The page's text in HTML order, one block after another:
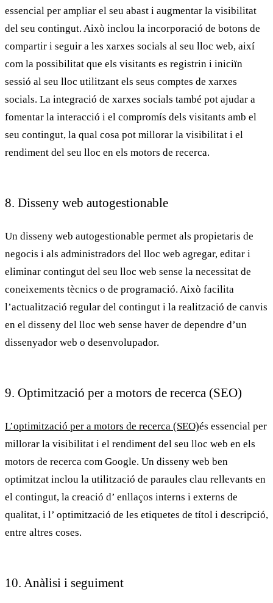
essencial per ampliar el seu abast i augmentar la visibilitat
del seu contingut. Això inclou la incorporació de botons de
compartir i seguir a les xarxes socials al seu lloc web, així
com la possibilitat que els visitants es registrin i iniciïn
sessió al seu lloc utilitzant els seus comptes de xarxes
socials. La integració de xarxes socials també pot ajudar a
fomentar la interacció i el compromís dels visitants amb el
seu contingut, la qual cosa pot millorar la visibilitat i el
rendiment del seu lloc en els motors de recerca.
8. Disseny web autogestionable
Un disseny web autogestionable permet als propietaris de
negocis i als administradors del lloc web agregar, editar i
eliminar contingut del seu lloc web sense la necessitat de
coneixements tècnics o de programació. Això facilita
l’actualització regular del contingut i la realització de canvis
en el disseny del lloc web sense haver de dependre d’un
dissenyador web o desenvolupador.
9. Optimització per a motors de recerca (SEO)
L’optimització per a motors de recerca (SEO)és essencial per
millorar la visibilitat i el rendiment del seu lloc web en els
motors de recerca com Google. Un disseny web ben
optimitzat inclou la utilització de paraules clau rellevants en
el contingut, la creació d’ enllaços interns i externs de
qualitat, i l’ optimització de les etiquetes de títol i descripció,
entre altres coses.
10. Anàlisi i seguiment